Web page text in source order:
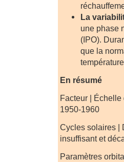
La
une phase
(IPO).
que la
En résumé
Facteur | Échelle
1950-1960
Cycles solaires |
insuffisant et
Paramètres